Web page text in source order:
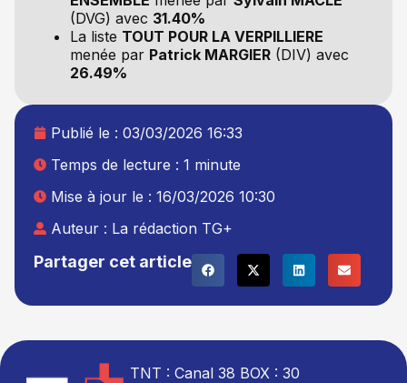
(DVG) avec 31.40%
La liste TOUT POUR LA VERPILLIERE
menée par Patrick MARGIER(DIV) avec
26.49%
Partager cet article
Publié le : 03/03/2026 16:33
Temps de lecture : 1 minute
Mise à jour le : 16/03/2026 10:30
Auteur : La rédaction TG+
TNT : Canal 38 BOX : 30